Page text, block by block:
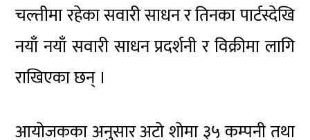
चल्तीमा रहेका सवारी साधन र तिनका पार्टस्देखि
नयाँ नयाँ सवारी साधन प्रदर्शनी र विक्रीमा लागि
राखिएका छन् ।
आयोजकका अनुसार अटो शोमा ३५ कम्पनी तथा